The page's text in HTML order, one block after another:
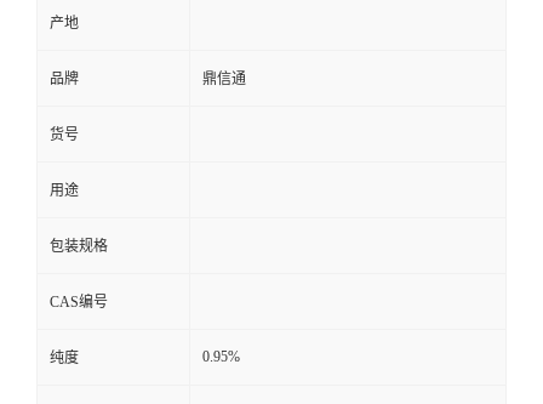
产地
品牌 鼎信通
货号
用途
包装规格
CAS编号
纯度 0.95%